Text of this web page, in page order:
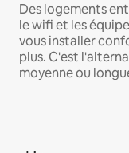
Des logements
le wifi et les
vous installer
plus. C'est
moyenne ou